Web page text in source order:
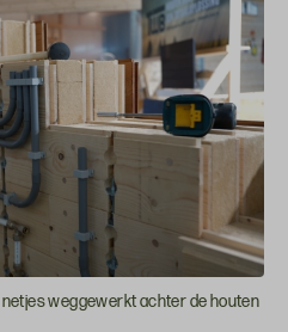
weggewerkt achter de houten